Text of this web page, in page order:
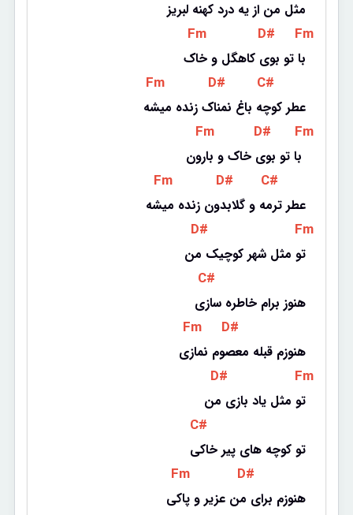
مثل من از یه درد کهنه لبریز
Fm D# Fm
با تو بوی کاهگل و خاک
Fm D# C#
عطر کوچه باغ نمناک زنده میشه
Fm D# Fm
Fm D# C#
عطر ترمه و گلابدون زنده میشه
D# Fm
تو مثل شهر کوچیک من
C#
هنوز برام خاطره سازی
Fm D#
هنوزم قبله معصوم نمازی
D# Fm
تو مثل یاد بازی من
C#
تو کوچه های پیر خاکی
Fm D#
هنوزم برای من عزیر و پاکی